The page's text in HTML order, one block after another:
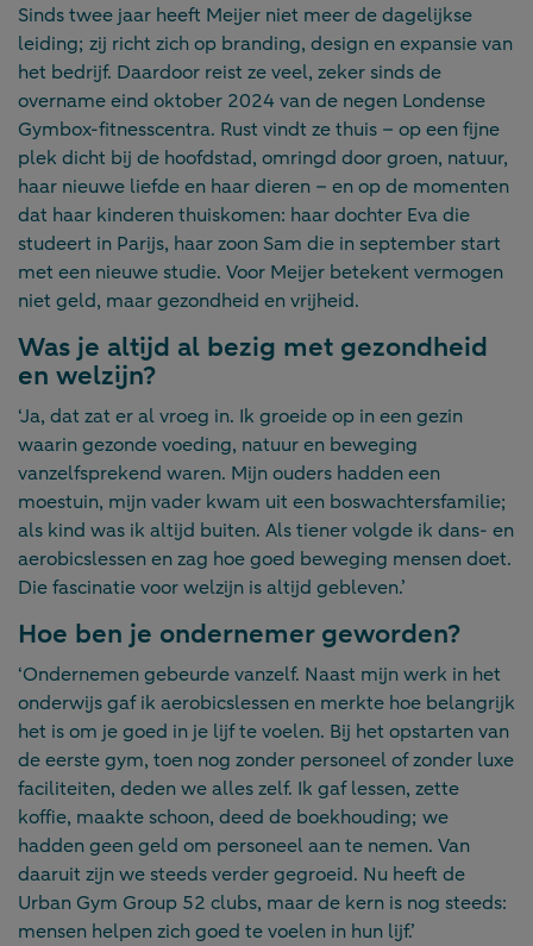
Sinds twee jaar heeft Meijer niet meer de dagelijkse
leiding; zij richt zich op branding, design en expansie van
het bedrijf. Daardoor reist ze veel, zeker sinds de
overname eind oktober 2024 van de negen Londense
Gymbox-fitnesscentra. Rust vindt ze thuis – op een fijne
plek dicht bij de hoofdstad, omringd door groen, natuur,
haar nieuwe liefde en haar dieren – en op de momenten
dat haar kinderen thuiskomen: haar dochter Eva die
studeert in Parijs, haar zoon Sam die in september start
met een nieuwe studie. Voor Meijer betekent vermogen
niet geld, maar gezondheid en vrijheid.
Was je altijd al bezig met gezondheid
en welzijn?
‘Ja, dat zat er al vroeg in. Ik groeide op in een gezin
waarin gezonde voeding, natuur en beweging
vanzelfsprekend waren. Mijn ouders hadden een
moestuin, mijn vader kwam uit een boswachtersfamilie;
als kind was ik altijd buiten. Als tiener volgde ik dans- en
aerobicslessen en zag hoe goed beweging mensen doet.
Die fascinatie voor welzijn is altijd gebleven.’
Hoe ben je ondernemer geworden?
‘Ondernemen gebeurde vanzelf. Naast mijn werk in het
onderwijs gaf ik aerobicslessen en merkte hoe belangrijk
het is om je goed in je lijf te voelen. Bij het opstarten van
de eerste gym, toen nog zonder personeel of zonder luxe
faciliteiten, deden we alles zelf. Ik gaf lessen, zette
koffie, maakte schoon, deed de boekhouding; we
hadden geen geld om personeel aan te nemen. Van
daaruit zijn we steeds verder gegroeid. Nu heeft de
Urban Gym Group 52 clubs, maar de kern is nog steeds:
mensen helpen zich goed te voelen in hun lijf.’